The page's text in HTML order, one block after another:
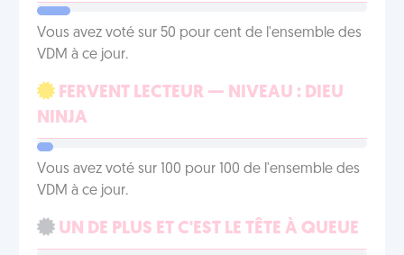
Vous avez voté sur 50 pour cent de l'ensemble des
VDM à ce jour.
FERVENT LECTEUR — NIVEAU : DIEU
NINJA
Vous avez voté sur 100 pour 100 de l'ensemble des
VDM à ce jour.
UN DE PLUS ET C'EST LE TÊTE À QUEUE